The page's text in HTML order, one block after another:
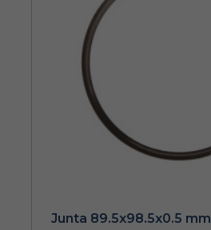
Junta 89.5x98.5x0.5 mm